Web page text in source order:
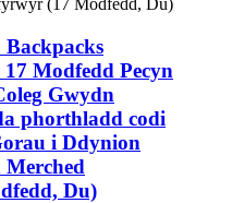
Modfedd Pecyn
Gwydn
phorthladd codi
i Ddynion
Merched
Du)